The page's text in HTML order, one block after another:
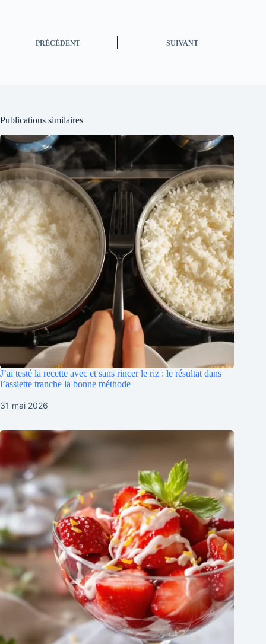
PRÉCÉDENT SUIVANT
Publications similaires
J’ai testé la recette avec et sans rincer le riz : le résultat dans
l’assiette tranche la bonne méthode
31 mai 2026